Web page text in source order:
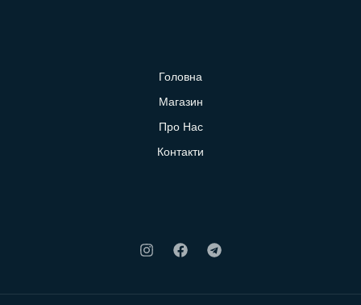
Головна
Магазин
Про Нас
Контакти